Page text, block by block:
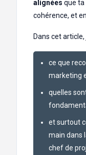
alignées que ta
cohérence, et
Dans cet article,
ce que
marketing
quelles
et surtout
main dans
chef de